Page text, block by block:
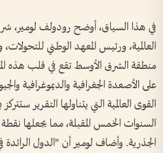
في هذا السياق، أوضح رودولف لومير،
العالمية، ورئيس المعهد الوطني
منطقة الشرق الأوسط تقع في قلب هذه
على الأصعدة الجغرافية والديموغرافية
القوى العالمية التي يتناولها التقرير
السنوات الخمس المقبلة، مما يجعلها
الجذرية. وأضاف لومير أن "الدول الرائدة